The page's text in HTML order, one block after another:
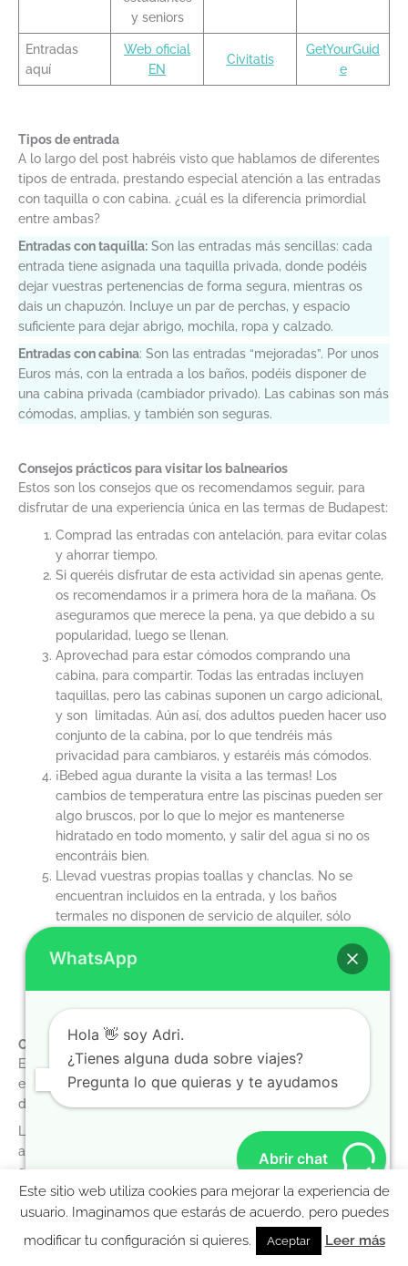
y seniors
Entradas
aquí
Web oficial
EN
Civitatis
GetYourGuid
e
Tipos de entrada
A lo largo del post habréis visto que hablamos de diferentes
tipos de entrada, prestando especial atención a las entradas
con taquilla o con cabina. ¿cuál es la diferencia primordial
entre ambas?
Entradas con taquilla: Son las entradas más sencillas: cada
entrada tiene asignada una taquilla privada, donde podéis
dejar vuestras pertenencias de forma segura, mientras os
dais un chapuzón. Incluye un par de perchas, y espacio
suficiente para dejar abrigo, mochila, ropa y calzado.
Entradas con cabina: Son las entradas “mejoradas”. Por unos
Euros más, con la entrada a los baños, podéis disponer de
una cabina privada (cambiador privado). Las cabinas son más
cómodas, amplias, y también son seguras.
Consejos prácticos para visitar los balnearios
Estos son los consejos que os recomendamos seguir, para
disfrutar de una experiencia única en las termas de Budapest:
Comprad las entradas con antelación, para evitar colas
y ahorrar tiempo.
Si queréis disfrutar de esta actividad sin apenas gente,
os recomendamos ir a primera hora de la mañana. Os
aseguramos que merece la pena, ya que debido a su
popularidad, luego se llenan.
Aprovechad para estar cómodos comprando una
cabina, para compartir. Todas las entradas incluyen
taquillas, pero las cabinas suponen un cargo adicional,
y son limitadas. Aún así, dos adultos pueden hacer uso
conjunto de la cabina, por lo que tendréis más
privacidad para cambiaros, y estaréis más cómodos.
¡Bebed agua durante la visita a las termas! Los
cambios de temperatura entre las piscinas pueden ser
algo bruscos, por lo que lo mejor es mantenerse
hidratado en todo momento, y salir del agua si no os
encontráis bien.
Llevad vuestras propias toallas y chanclas. No se
encuentran incluidos en la entrada, y los baños
termales no disponen de servicio de alquiler, sólo
venta. Os podemos asegurar que el precio no es nada
barato.
Opinión personal sobre los balnearios de Budapest
En este último viaje a Budapest, visité las Termas Széchenyi, y
estuve allí durante unas dos horas, en las que te da tiempo
de sobra para disfrutar.
La primera hora la pasé «a remojo» pero ya la segunda la
aproveché para tomar un poco el sol y descansar, y a la
salida aproveché para visitar Városliget (hablamos de este
parque en la pág 141 de nuestra guía de Budapest) Allí hay
muchas cosas, desde un globo al castillo de Vajdahunyad, mi
favorito de la zona.
Así que si dudáis sobre cuánto tiempo estar en un balneario
Este sitio web utiliza cookies para mejorar la experiencia de
usuario. Imaginamos que estarás de acuerdo, pero puedes
modificar tu configuración si quieres.
Aceptar Leer más
WhatsApp
Hola 👋 soy Adri.
¿Tienes alguna duda sobre viajes?
Pregunta lo que quieras y te ayudamos
Abrir chat
MolaViajar